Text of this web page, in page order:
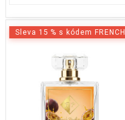
Sleva 15 % s kódem FRENCH